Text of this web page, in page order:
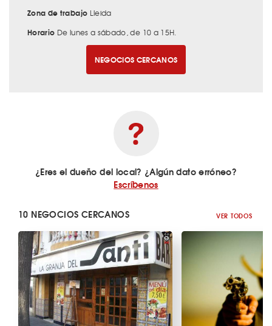
Zona de trabajo Lleida
Horario De lunes a sábado, de 10 a 15H.
NEGOCIOS CERCANOS
¿Eres el dueño del local? ¿Algún dato erróneo?
Escríbenos
10 NEGOCIOS CERCANOS VER TODOS